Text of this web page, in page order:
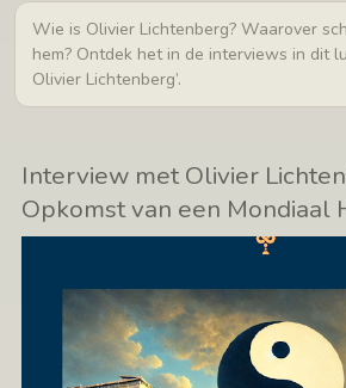
Wie is Olivier Lichtenberg? Waarover
hem? Ontdek het in de interviews in dit
Olivier Lichtenberg’.
Interview met Olivier
Opkomst van een Mondiaal